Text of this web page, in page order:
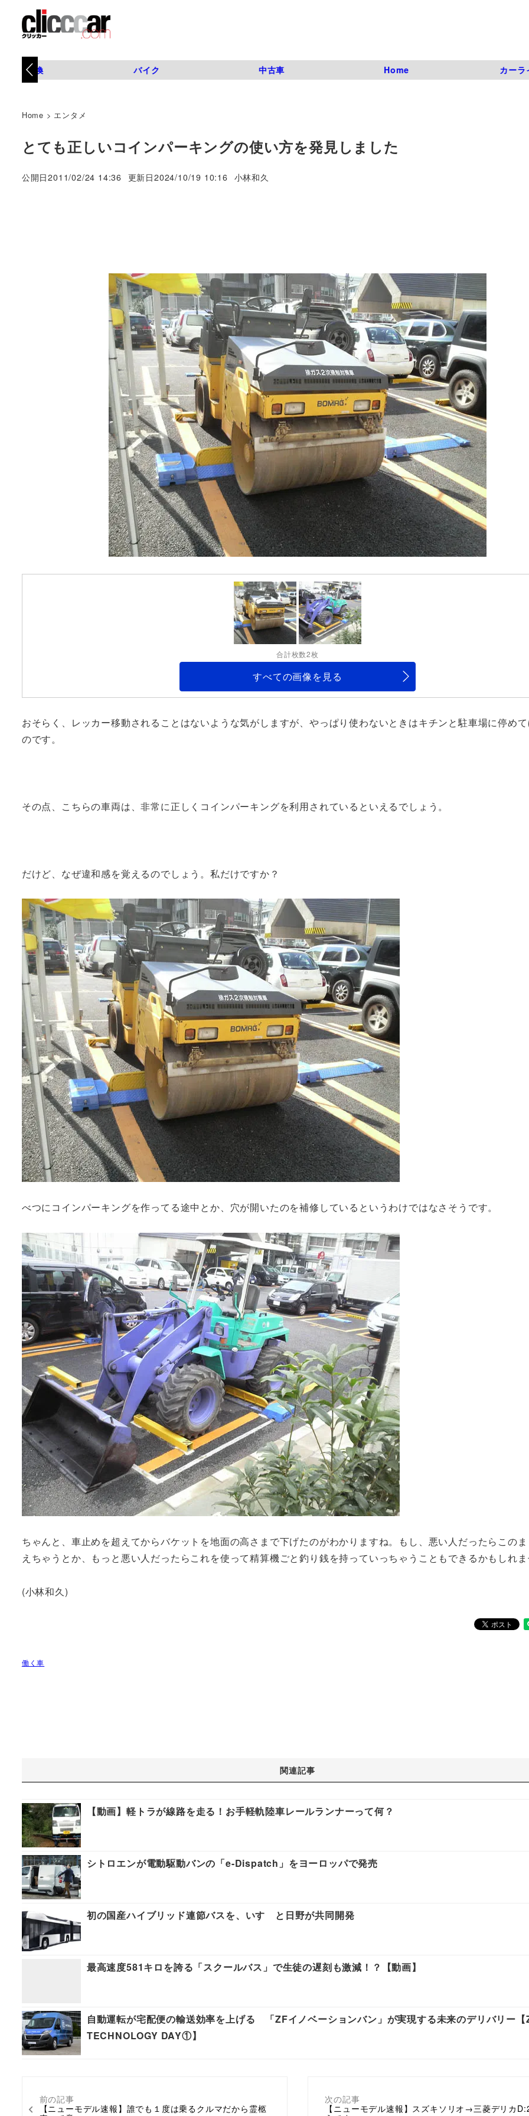
タイヤ交換 バイク 中古車 Home カーラ
Home > エンタメ
とても正しいコインパーキングの使い方を発見しました
公開日2011/02/24 14:36 更新日2024/10/19 10:16 著
小林和久
合計枚数2枚
すべての画像を見る
おそらく、レッカー移動されることはないような気がしますが、やっぱり使わないときはキチンと駐車場に停め
のです。
その点、こちらの車両は、非常に正しくコインパーキングを利用されているといえるでしょう。
だけど、なぜ違和感を覚えるのでしょう。私だけですか？
べつにコインパーキングを作ってる途中とか、穴が開いたのを補修しているというわけではなさそうです。
ちゃんと、車止めを超えてからバケットを地面の高さまで下げたのがわかりますね。もし、悪い人だったらこの
えちゃうとか、もっと悪い人だったらこれを使って精算機ごと釣り銭を持っていっちゃうこともできるかもしれ
(小林和久)
働く車
前の記事
【ニューモデル速報】誰でも１度は乗るクルマだから霊柩
次の記事
【ニューモデル速報】スズキソリオ→三菱デリカ
関連記事
【動画】軽トラが線路を走る！お手軽軌陸車レールランナーって何？
シトロエンが電動駆動バンの「e-Dispatch」をヨーロッパで発売
初の国産ハイブリッド連節バスを、いすゞと日野が共同開発
最高速度581キロを誇る「スクールバス」で生徒の遅刻も激減！？【動画】
自動運転が宅配便の輸送効率を上げる 「ZFイノベーションバン」が実現する未来のデリバリー【
TECHNOLOGY DAY①】